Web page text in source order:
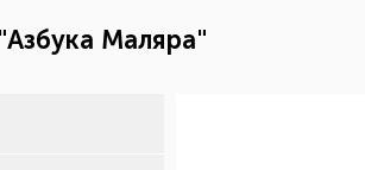
Маляра"